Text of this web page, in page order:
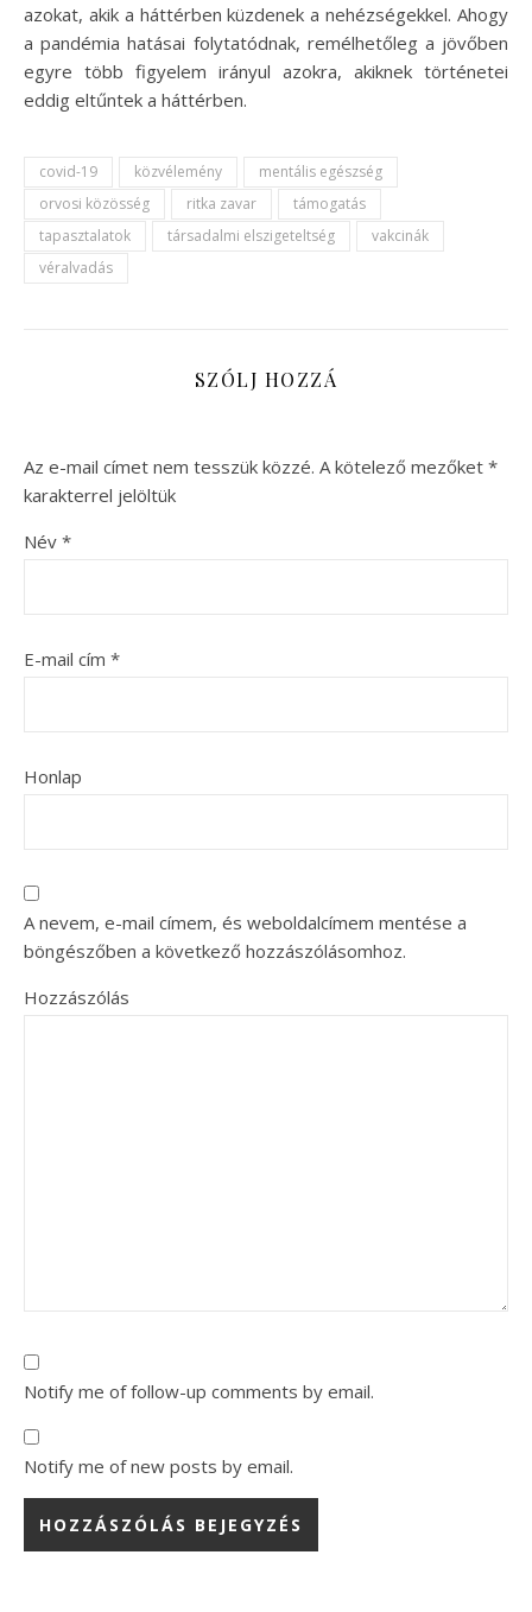
azokat, akik a háttérben küzdenek a nehézségekkel. Ahogy
a pandémia hatásai folytatódnak, remélhetőleg a jövőben
egyre több figyelem irányul azokra, akiknek történetei
eddig eltűntek a háttérben.
covid-19 közvélemény
mentális egészség
orvosi közösség
ritka zavar
támogatás
tapasztalatok
társadalmi elszigeteltség
vakcinák
véralvadás
SZÓLJ HOZZÁ
Az e-mail címet nem tesszük közzé. A kötelező mezőket *
karakterrel jelöltük
Név *
E-mail cím *
Honlap
A nevem, e-mail címem, és weboldalcímem mentése a
böngészőben a következő hozzászólásomhoz.
Hozzászólás
Notify me of follow-up comments by email.
Notify me of new posts by email.